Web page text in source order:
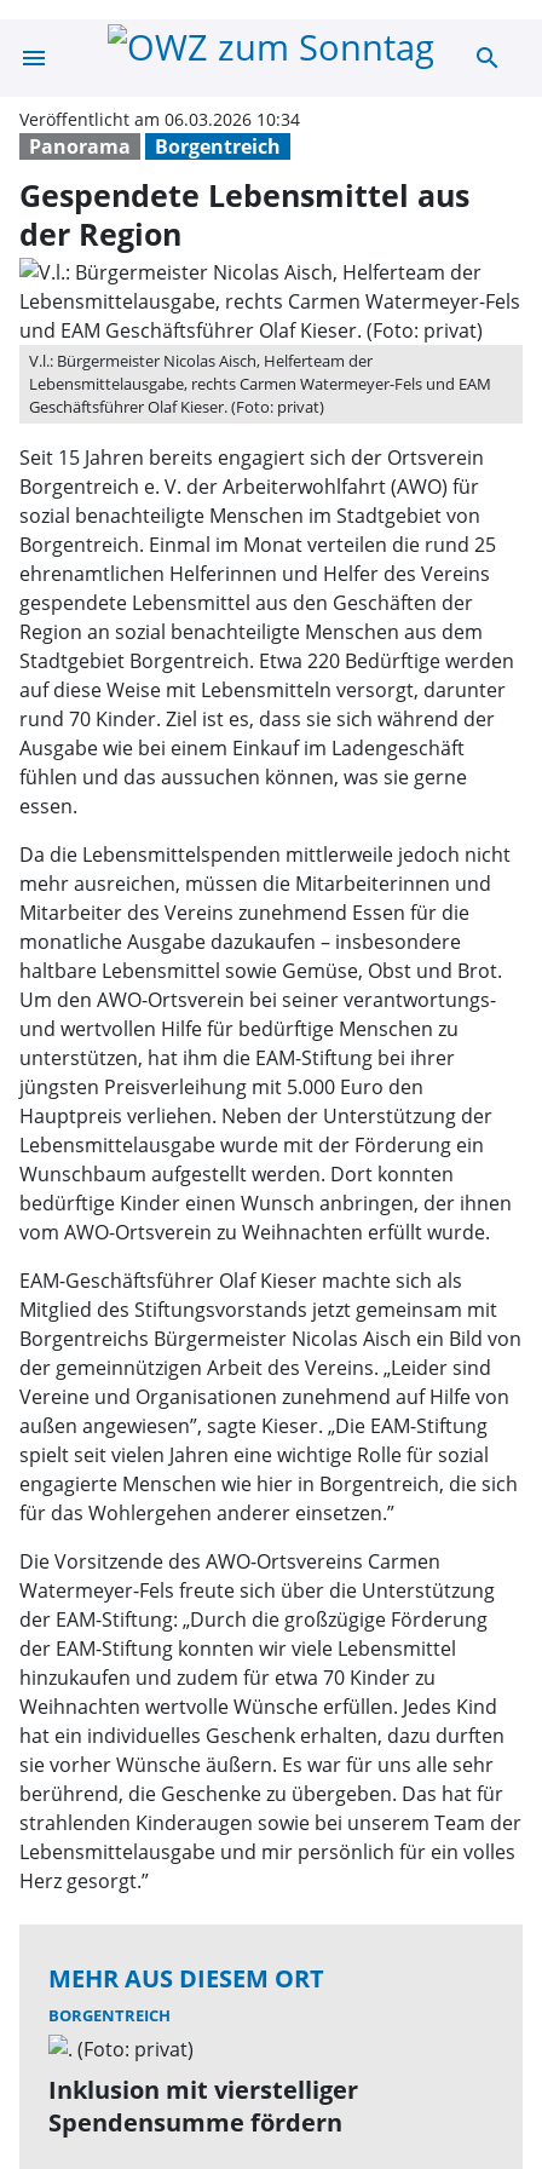
menu Gespendetesearch
Panorama Borgentreich
Veröffentlicht am 06.03.2026 10:34
Gespendete Lebensmittel aus
der Region
V.l.: Bürgermeister Nicolas Aisch, Helferteam der
Lebensmittelausgabe, rechts Carmen Watermeyer-Fels und EAM
Geschäftsführer Olaf Kieser. (Foto: privat)
Seit 15 Jahren bereits engagiert sich der Ortsverein
Borgentreich e. V. der Arbeiterwohlfahrt (AWO) für
sozial benachteiligte Menschen im Stadtgebiet von
Borgentreich. Einmal im Monat verteilen die rund 25
ehrenamtlichen Helferinnen und Helfer des Vereins
gespendete Lebensmittel aus den Geschäften der
Region an sozial benachteiligte Menschen aus dem
Stadtgebiet Borgentreich. Etwa 220 Bedürftige werden
auf diese Weise mit Lebensmitteln versorgt, darunter
rund 70 Kinder. Ziel ist es, dass sie sich während der
Ausgabe wie bei einem Einkauf im Ladengeschäft
fühlen und das aussuchen können, was sie gerne
essen.
Da die Lebensmittelspenden mittlerweile jedoch nicht
mehr ausreichen, müssen die Mitarbeiterinnen und
Mitarbeiter des Vereins zunehmend Essen für die
monatliche Ausgabe dazukaufen – insbesondere
haltbare Lebensmittel sowie Gemüse, Obst und Brot.
Um den AWO-Ortsverein bei seiner verantwortungs-
und wertvollen Hilfe für bedürftige Menschen zu
unterstützen, hat ihm die EAM-Stiftung bei ihrer
jüngsten Preisverleihung mit 5.000 Euro den
Hauptpreis verliehen. Neben der Unterstützung der
Lebensmittelausgabe wurde mit der Förderung ein
Wunschbaum aufgestellt werden. Dort konnten
bedürftige Kinder einen Wunsch anbringen, der ihnen
vom AWO-Ortsverein zu Weihnachten erfüllt wurde.
EAM-Geschäftsführer Olaf Kieser machte sich als
Mitglied des Stiftungsvorstands jetzt gemeinsam mit
Borgentreichs Bürgermeister Nicolas Aisch ein Bild von
der gemeinnützigen Arbeit des Vereins. „Leider sind
Vereine und Organisationen zunehmend auf Hilfe von
außen angewiesen”, sagte Kieser. „Die EAM-Stiftung
spielt seit vielen Jahren eine wichtige Rolle für sozial
engagierte Menschen wie hier in Borgentreich, die sich
für das Wohlergehen anderer einsetzen.”
Die Vorsitzende des AWO-Ortsvereins Carmen
Watermeyer-Fels freute sich über die Unterstützung
der EAM-Stiftung: „Durch die großzügige Förderung
der EAM-Stiftung konnten wir viele Lebensmittel
hinzukaufen und zudem für etwa 70 Kinder zu
Weihnachten wertvolle Wünsche erfüllen. Jedes Kind
hat ein individuelles Geschenk erhalten, dazu durften
sie vorher Wünsche äußern. Es war für uns alle sehr
berührend, die Geschenke zu übergeben. Das hat für
strahlenden Kinderaugen sowie bei unserem Team der
Lebensmittelausgabe und mir persönlich für ein volles
Herz gesorgt.”
MEHR AUS DIESEM ORT
BORGENTREICH
Inklusion mit vierstelliger
Spendensumme fördern